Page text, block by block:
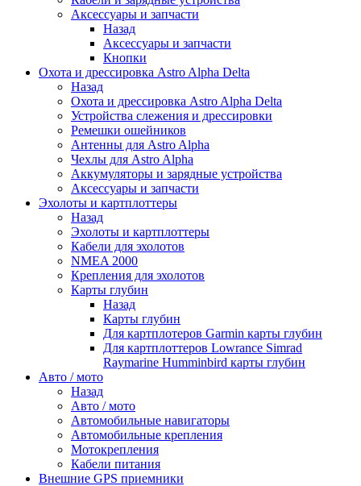
Аксессуары и запчасти
Назад
Аксессуары и запчасти
Кнопки
Охота и дрессировка Astro Alpha Delta
Назад
Охота и дрессировка Astro Alpha Delta
Устройства слежения и дрессировки
Ремешки ошейников
Антенны для Astro Alpha
Чехлы для Astro Alpha
Аккумуляторы и зарядные устройства
Аксессуары и запчасти
Эхолоты и картплоттеры
Назад
Эхолоты и картплоттеры
Кабели для эхолотов
NMEA 2000
Крепления для эхолотов
Карты глубин
Назад
Карты глубин
Для картплотеров Garmin карты глубин
Для картплоттеров Lowrance Simrad
Raymarine Humminbird карты глубин
Авто / мото
Назад
Авто / мото
Автомобильные навигаторы
Автомобильные крепления
Мотокрепления
Кабели питания
Внешние GPS приемники